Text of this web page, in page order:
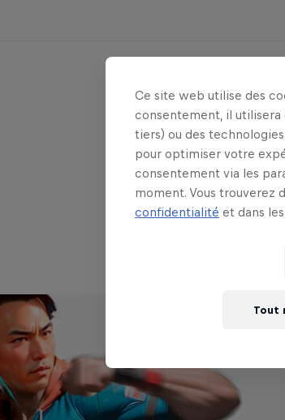
Ce site web utilise des
consentement, il utilisera
tiers) ou des
pour optimiser votre
consentement via les
moment. Vous trouverez
confidentialité et dans
Tout